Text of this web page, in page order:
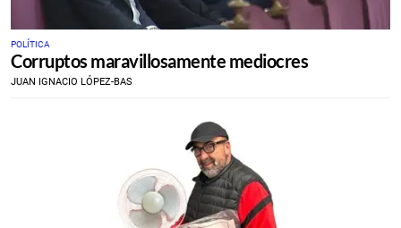
POLÍTICA
Corruptos maravillosamente mediocres
JUAN IGNACIO LÓPEZ-BAS